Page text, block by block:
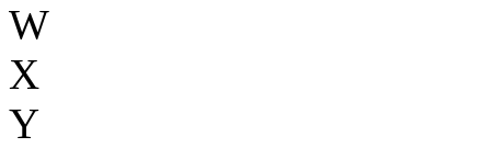
W
X
Y